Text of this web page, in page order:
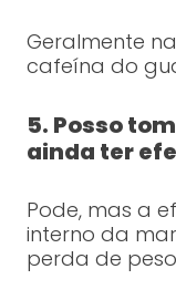
Geralmente
cafeína do
5. Posso
ainda ter
Pode, mas a
interno da
perda de